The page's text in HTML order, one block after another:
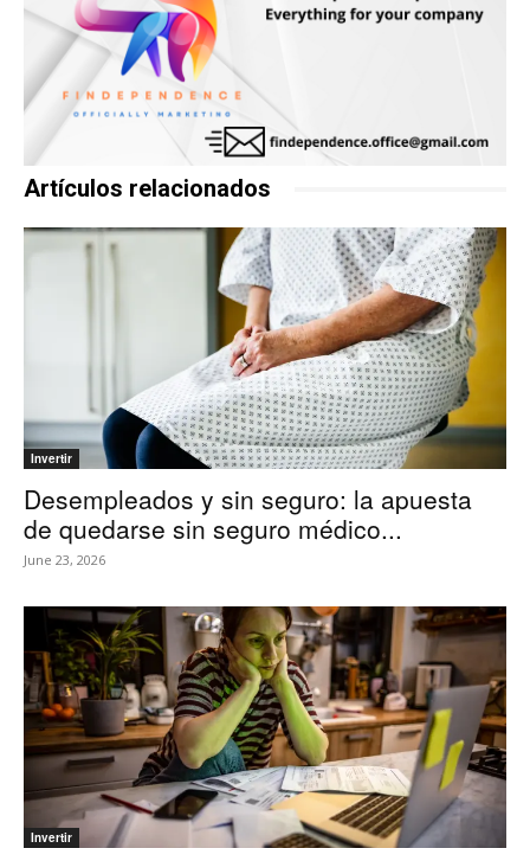
Artículos relacionados
Invertir
Desempleados y sin seguro: la apuesta
de quedarse sin seguro médico...
June 23, 2026
Invertir